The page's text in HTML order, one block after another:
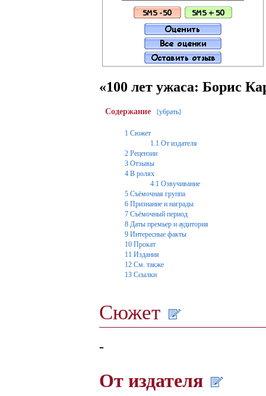
«100 лет ужаса: Борис
Содержание [убрать]
1 Сюжет
1.1 От издателя
2 Рецензии
3 Отзывы
4 В ролях
4.1 Озвучивание
5 Съёмочная группа
6 Признание и награды
7 Съёмочный период
8 Даты премьер и аудитория
9 Интересные факты
10 Прокат
11 Издания
12 См. также
13 Ссылки
Сюжет
-
От издателя